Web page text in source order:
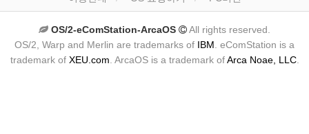
OS/2-eComStation-ArcaOS
All rights reserved.
OS/2, Warp and Merlin are trademarks of IBM . eComStation is a
trademark of XEU.com . ArcaOS is a trademark ofArca Noae, LLC.